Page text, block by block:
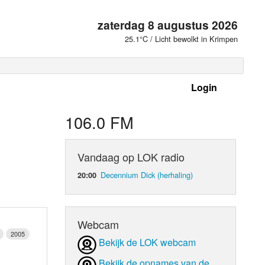
zaterdag 8 augustus 2026
25.1°C / Licht bewolkt in Krimpen
Login
2005
106.0 FM
Vandaag op LOK radio
20:00 Decennium Dick (herhaling)
Webcam
Bekijk de LOK webcam